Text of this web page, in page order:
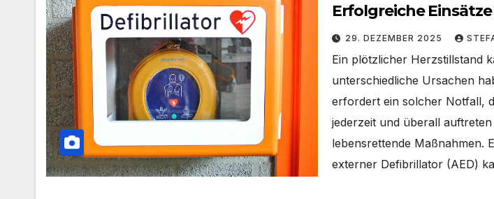
Erfolgreiche
29. DEZEMBER 2025
Ein plötzlicher Herzstillstand
unterschiedliche Ursachen
erfordert ein solcher Notfall,
jederzeit und überall
lebensrettende Maßnahmen.
externer Defibrillator (AED)